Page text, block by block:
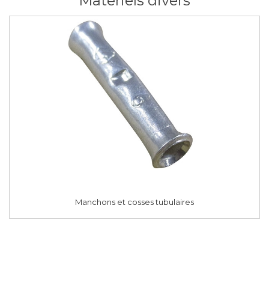
Manchons et cosses tubulaires